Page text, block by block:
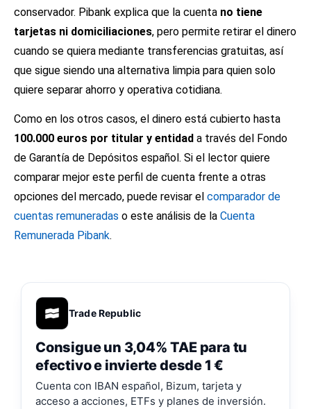
conservador. Pibank explica que la cuenta no tiene
tarjetas ni domiciliaciones, pero permite retirar el dinero
cuando se quiera mediante transferencias gratuitas, así
que sigue siendo una alternativa limpia para quien solo
quiere separar ahorro y operativa cotidiana.
Como en los otros casos, el dinero está cubierto hasta
100.000 euros por titular y entidad a través del Fondo
de Garantía de Depósitos español. Si el lector quiere
comparar mejor este perfil de cuenta frente a otras
opciones del mercado, puede revisar el comparador de
cuentas remuneradas o este análisis de la Cuenta
Remunerada Pibank.
Trade Republic
Consigue un 3,04% TAE para tu
efectivo e invierte desde 1 €
Cuenta con IBAN español, Bizum, tarjeta y
acceso a acciones, ETFs y planes de inversión.